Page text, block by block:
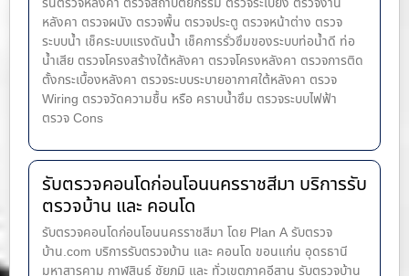
หลังคา ตรวจผนัง ตรวจพื้น ตรวจประตู ตรวจหน้าต่าง​ ตรวจ
ระบบน้ำ เช็คระบบแรงดันน้ำ เช็คการรั่วซึมของระบบท่อน้ำ​ดี ท่อ
น้ำ​เสีย ตรวจโครงสร้างใต้หลังคา ตรวจโครงหลังคา ตรวจการติด
ตั้งกระเบื้องหลังคา ตรวจระบบระบายอากาศใต้หลังคา ตรวจ
Wiring ตรวจวัดความชื้น หรือ คราบน้ำซึม ตรวจระบบไฟฟ้า
ตรวจ Cons
รับตรวจคอนโดก่อนโอนนครราชสีมา บริการรับ
ตรวจบ้าน และ คอนโด
รับตรวจคอนโดก่อนโอนนครราชสีมา โดย Plan A รับตรวจ
บ้าน.com บริการรับตรวจบ้าน และ คอนโด ขอนแก่น อุดรธานี
มหาสารคาม กาฬสินธุ์ ชัยภูมิ และ ทั่วเขตภาคอีสาน รับตรวจบ้าน